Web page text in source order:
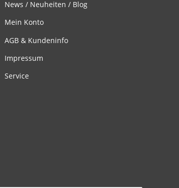
News / Neuheiten / Blog
Mein Konto
AGB & Kundeninfo
Impressum
Service